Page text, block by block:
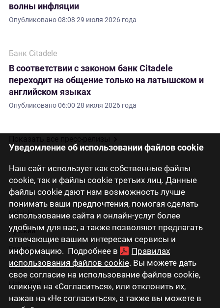
Уведомление об использовании файлов cookie
Наш сайт использует как собственные файлы
cookie, так и файлы cookie третьих лиц. Данные
файлы cookie дают нам возможность лучше
понимать ваши предпочтения, помогая сделать
использование сайта и онлайн-услуг более
удобным для вас, а также позволяют предлагать
отвечающие вашим интересам сервисы и
информацию. Подробнее в
Правилах
использования файлов cookie. Вы можете дать
свое согласие на использование файлов cookie,
кликнув на «Согласиться», или отклонить их,
нажав на «Не согласиться», а также вы можете в
волны инфляции
Опубликовано08:08 29 июля 2026 года
Банк Citadele
В соответствии с законом банк Citadele
переходит на общение только на латышском и
английском языках
Опубликовано06:00 28 июля 2026 года
Latviski
Русский
English
Eesti
Lietuviškai